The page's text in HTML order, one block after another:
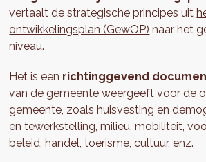
vertaalt de strategische principes uit
ontwikkelingsplan (GewOP) naar het
niveau.
Het is een richtinggevend
van de gemeente weergeeft voor de
gemeente, zoals huisvesting en
en tewerkstelling, milieu, mobiliteit,
beleid, handel, toerisme, cultuur, enz.